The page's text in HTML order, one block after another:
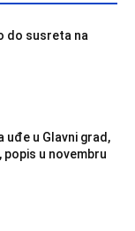
do susreta na
uđe u Glavni grad,
u novembru